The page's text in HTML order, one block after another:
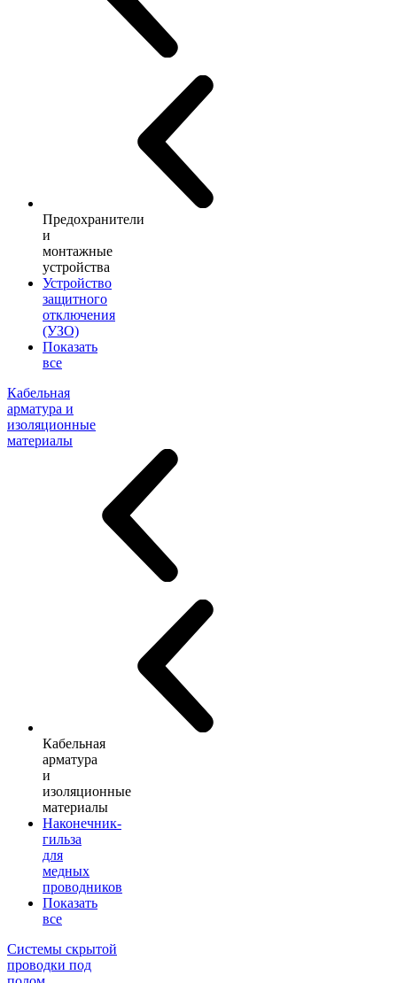
Предохранители
и
монтажные
устройства
Устройство
защитного
отключения
(УЗО)
Показать
все
Кабельная
арматура и
изоляционные
материалы
Кабельная
арматура
и
изоляционные
материалы
Наконечник-
гильза
для
медных
проводников
Показать
все
Системы скрытой
проводки под